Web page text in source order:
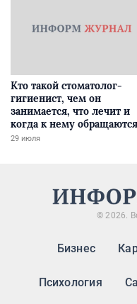
Кто такой стоматолог-
гигиенист, чем он
занимается, что лечит и
когда к нему
29 июля
© 2026.
Бизнес
Психология